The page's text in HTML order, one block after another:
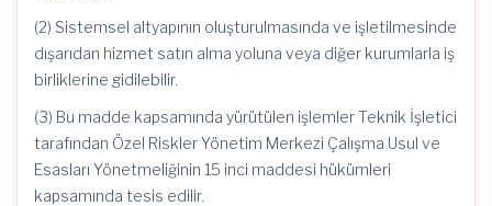
(2) Sistemsel altyapının oluşturulmasında ve işletilmesinde
dışarıdan hizmet satın alma yoluna veya diğer kurumlarla iş
birliklerine gidilebilir.
(3) Bu madde kapsamında yürütülen işlemler Teknik İşletici
tarafından Özel Riskler Yönetim Merkezi Çalışma Usul ve
Esasları Yönetmeliğinin 15 inci maddesi hükümleri
kapsamında tesis edilir.